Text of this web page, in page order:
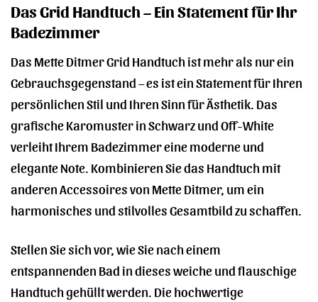
Das Grid Handtuch – Ein Statement für Ihr
Badezimmer
Das Mette Ditmer Grid Handtuch ist mehr als nur ein
Gebrauchsgegenstand – es ist ein Statement für Ihren
persönlichen Stil und Ihren Sinn für Ästhetik. Das
grafische Karomuster in Schwarz und Off-White
verleiht Ihrem Badezimmer eine moderne und
elegante Note. Kombinieren Sie das Handtuch mit
anderen Accessoires von Mette Ditmer, um ein
harmonisches und stilvolles Gesamtbild zu schaffen.
Stellen Sie sich vor, wie Sie nach einem
entspannenden Bad in dieses weiche und flauschige
Handtuch gehüllt werden. Die hochwertige